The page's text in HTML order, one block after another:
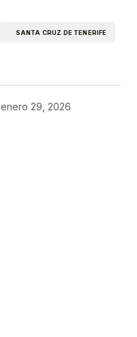
SANTA CRUZ DE TENERIFE
enero 29, 2026